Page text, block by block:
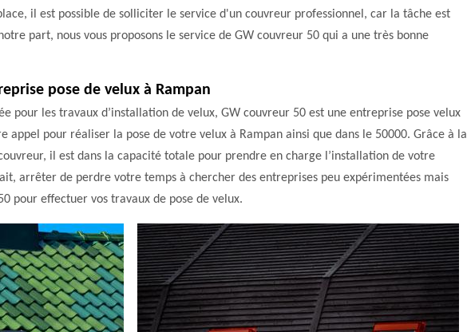
il est possible de solliciter le service d'un couvreur professionnel, car la tâche est
part, nous vous proposons le service de GW couvreur 50 qui a une très bonne
pose de velux à Rampan
pour les travaux d’installation de velux, GW couvreur 50 est une entreprise pose velux
appel pour réaliser la pose de votre velux à Rampan ainsi que dans le 50000. Grâce à la
il est dans la capacité totale pour prendre en charge l’installation de votre
arrêter de perdre votre temps à chercher des entreprises peu expérimentées mais
pour effectuer vos travaux de pose de velux.